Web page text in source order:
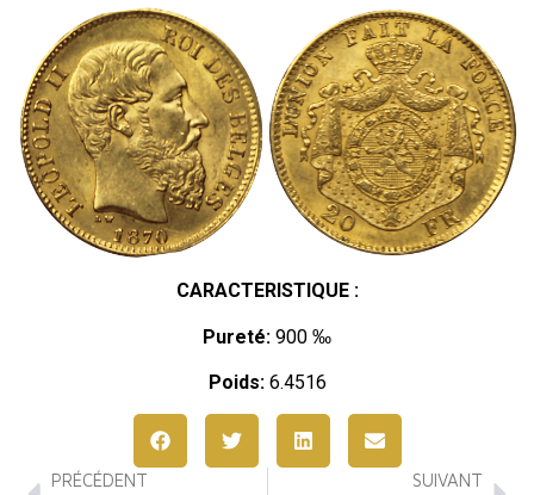
CARACTERISTIQUE :
Pureté: 900 ‰
Poids:6.4516
PRÉCÉDENT
SUIVANT